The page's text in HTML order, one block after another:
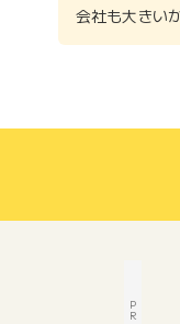
会社も大きい
P
R